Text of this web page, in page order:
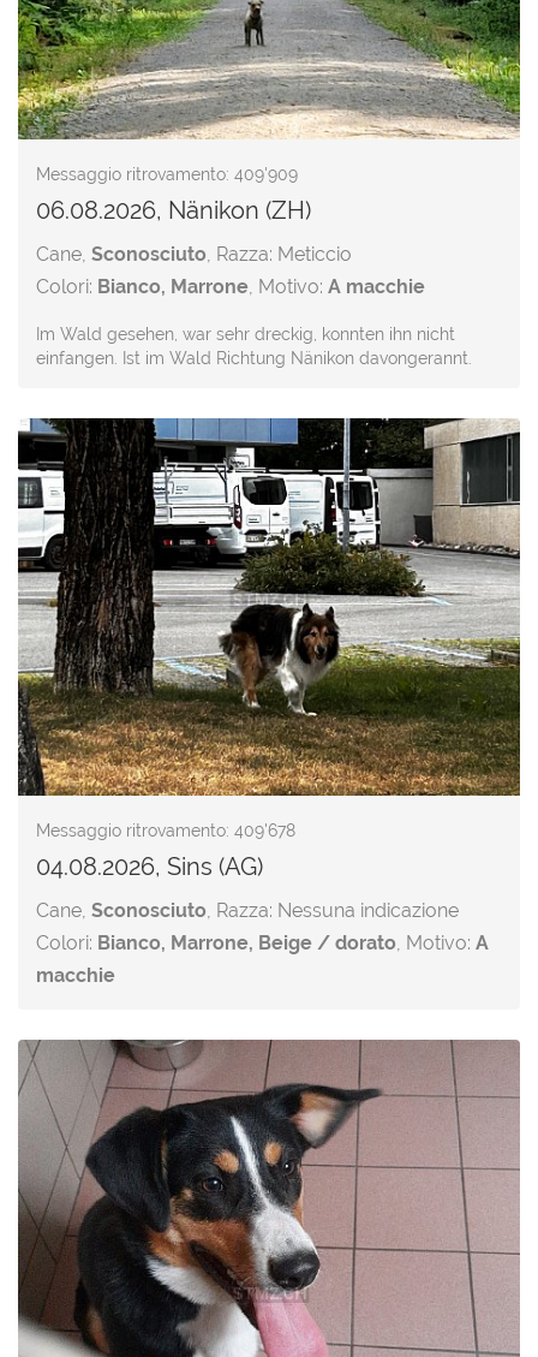
Messaggio ritrovamento: 409'909
06.08.2026, Nänikon (ZH)
Cane, Sconosciuto, Razza: Meticcio
Colori: Bianco, Marrone, Motivo: A macchie
Im Wald gesehen, war sehr dreckig, konnten ihn nicht
einfangen. Ist im Wald Richtung Nänikon davongerannt.
Messaggio ritrovamento: 409'678
04.08.2026, Sins (AG)
Cane, Sconosciuto, Razza: Nessuna indicazione
Colori: Bianco, Marrone, Beige / dorato, Motivo: A
macchie